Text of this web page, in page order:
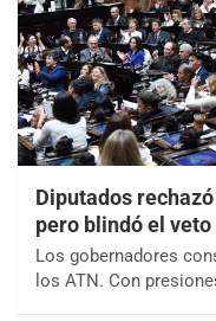
Diputados
pero blindó el
Los gobernadores
los ATN. Con